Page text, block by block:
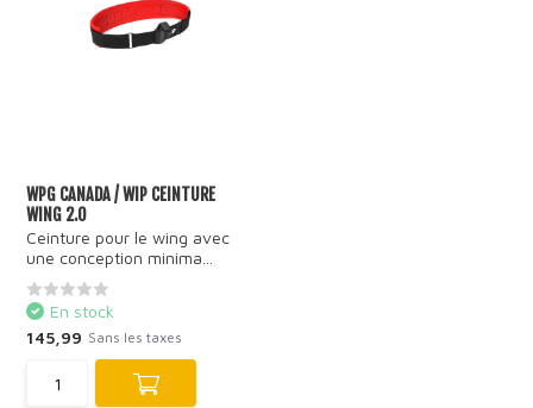
WPG CANADA / WIP CEINTURE
WING 2.0
Ceinture pour le wing avec
une conception minima...
En stock
145,99 Sans les taxes